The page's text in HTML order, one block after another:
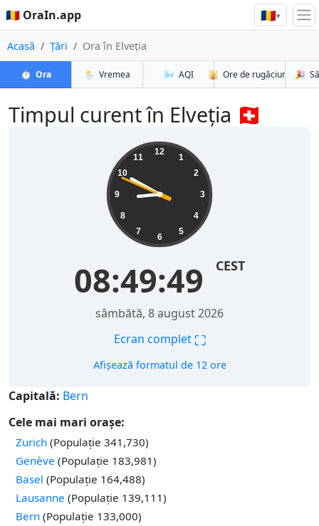
🇷🇴 OraIn.app 🇷🇴▾
Acasă Țări Ora în Elveția
⏱️ Ora 🌦️ Vremea 🌬️ AQI 🕌 Ore de rugăciune 🎉
Timpul curent în Elveția 🇨🇭
12
1
2
3
4
5
6
7
8
9
10
11
08:49:49 CEST
sâmbătă, 8 august 2026
Ecran complet ⛶
Afișează formatul de 12 ore
Capitală: Bern
Cele mai mari orașe:
Zurich (Populație 341,730)
Genève (Populație 183,981)
Basel (Populație 164,488)
Lausanne (Populație 139,111)
Bern (Populație 133,000)